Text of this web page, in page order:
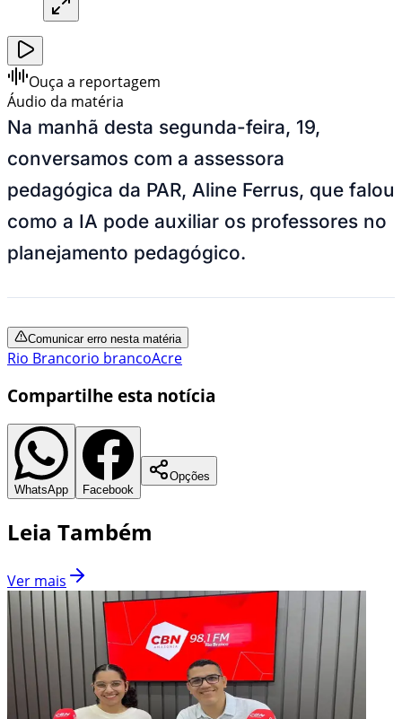
Ouça a reportagem
Áudio da matéria
Na manhã desta segunda-feira, 19,
conversamos com a assessora
pedagógica da PAR, Aline Ferrus, que falou
como a IA pode auxiliar os professores no
planejamento pedagógico.
Comunicar erro nesta matéria
Rio Brancorio brancoAcre
Compartilhe esta notícia
WhatsApp Facebook
Opções
Leia Também
Ver mais